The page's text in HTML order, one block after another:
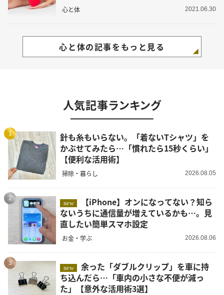
心と体 2021.06.30
心と体の記事をもっと見る
人気記事ランキング
1
針も糸もいらない。「着ないTシャツ」を
かぶせてみたら…「慣れたら15秒くらい」
【便利な活用術】
掃除・暮らし 2026.08.05
2
new
ないうちに通信量が増えているかも…。見
直したい簡単スマホ設定
お金・学ぶ 2026.08.06
3
new
余った「ダブルクリップ」を車に持
ち込んだら…「車内の小さな不便が減っ
た」【意外な活用術3選】